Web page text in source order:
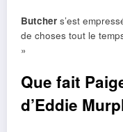
Butcher s’est
de choses tout le
»
Que fait
d’Eddie